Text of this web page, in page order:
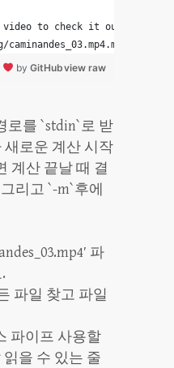
to check it out:
view raw
by GitHub
로를 `stdin`로 받
새로운 계산 시작
계산 끝날 때 결
리고 `-m`후에
파
파일 찾고 파일
파이프 사용할
을 수 있는 줄